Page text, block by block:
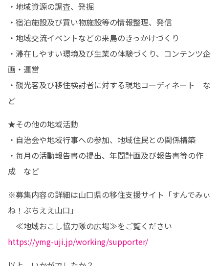
・地域資源の調査、発掘
・宿泊施設及び買い物施設等の情報整理、発信
・地域交流イベントなどの来島のきっかけづくり
・滞在しやすい環境及び生業の体験づくり、コンテンツ企
画・運営
・観光客及び移住検討者に対する現地コーディネート　な
ど
★その他の地域活動
・自治会や地域行事への参加、地域住民との関係構築
・毎月の活動報告書の提出、年間計画及び報告書等の作
成　など
※募集内容の詳細は山口県の移住支援サイト「すんでみぃ
ね！ぶちええ山口」
https://ymg-uji.jp/working/supporter/